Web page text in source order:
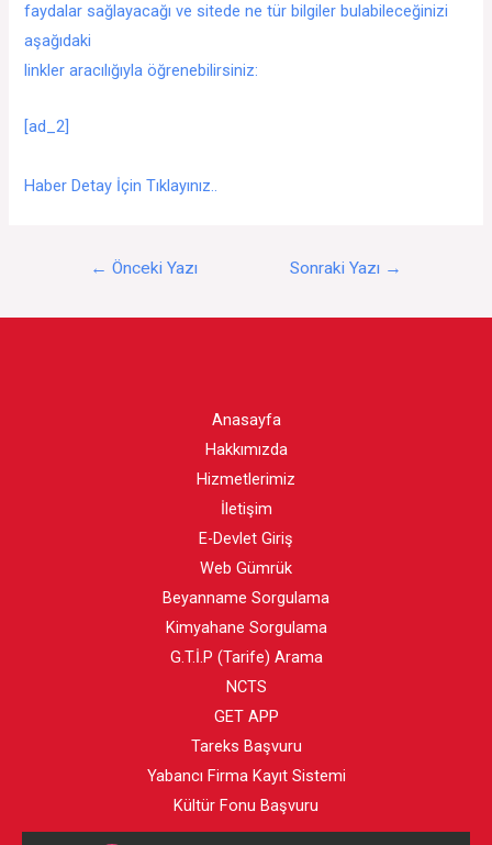
faydalar sağlayacağı ve sitede ne tür bilgiler bulabileceğinizi
aşağıdaki
linkler aracılığıyla öğrenebilirsiniz:
[ad_2]
Haber Detay İçin Tıklayınız..
← Önceki Yazı Sonraki Yazı →
Anasayfa
Hakkımızda
Hizmetlerimiz
İletişim
E-Devlet Giriş
Web Gümrük
Beyanname Sorgulama
Kimyahane Sorgulama
G.T.İ.P (Tarife) Arama
NCTS
GET APP
Tareks Başvuru
Yabancı Firma Kayıt Sistemi
Kültür Fonu Başvuru